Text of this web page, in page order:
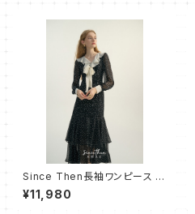
Since Then長袖ワンピース フ
レアロング丈 キュート フリル リ
ボン 水玉
¥11,980